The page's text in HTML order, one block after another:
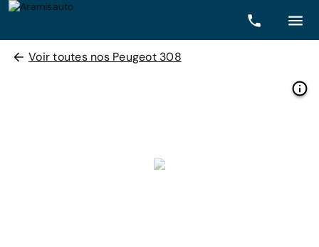
Voir toutes nos Peugeot 308